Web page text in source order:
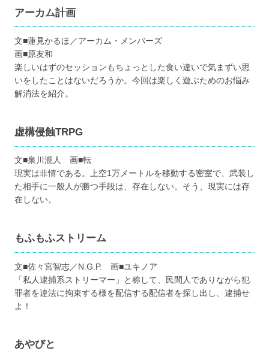
アーカム計画
文■蓮見かるほ／アーカム・メンバーズ
画■原友和
楽しいはずのセッションもちょっとした食い違いで気まずい思
いをしたことはないだろうか。今回は楽しく遊ぶためのお悩み
解消法を紹介。
虚構侵蝕TRPG
文■泉川瀧人 画■転
現実は非情である。上空1万メートルを移動する密室で、武装し
た相手に一般人が勝つ手段は、存在しない。そう、現実には存
在しない。
もふもふストリーム
文■佐々宮智志／N.G.P. 画■ユキノア
「私人逮捕系ストリーマー」と称して、民間人でありながら犯
罪者を違法に拘束する様を配信する配信者を探し出し、逮捕せ
よ！
あやびと